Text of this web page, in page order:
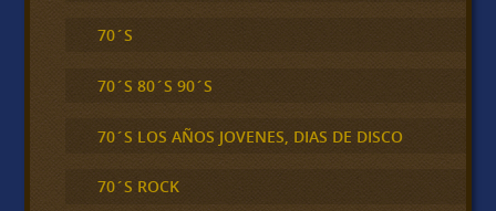
70´S
70´S 80´S 90´S
70´S LOS AÑOS JOVENES, DIAS DE DISCO
70´S ROCK